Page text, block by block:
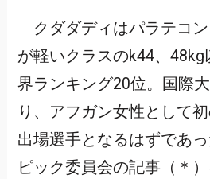
クダダディはパラテコ
が軽いクラスのk44、
界ランキング20位。国際
り、アフガン女性として
出場選手となるはずであ
ピック委員会の記事（＊